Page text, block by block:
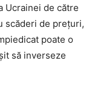
Ucrainei de către
scăderi de prețuri,
poate o
să inverseze